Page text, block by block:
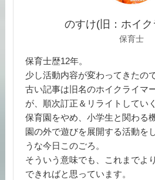
のすけ(旧：ホイ
保育士
保育士歴12年。
少し活動内容が変わってきたの
古い記事は旧名のホイクライマ
が、順次訂正＆リライトしてい
保育園をやめ、小学生と関わる
園の外で遊びを展開する活動を
うな今日このごろ。
そういう意味でも、これまでよ
できればと思っています。